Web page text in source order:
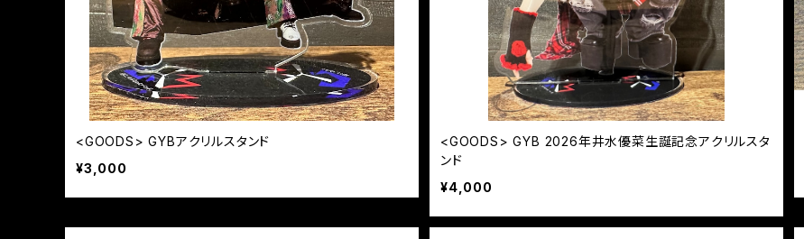
<GOODS> GYBアクリルスタンド
¥3,000
<GOODS> GYB 2026年井水優菜生誕記念アクリルスタ
ンド
¥4,000